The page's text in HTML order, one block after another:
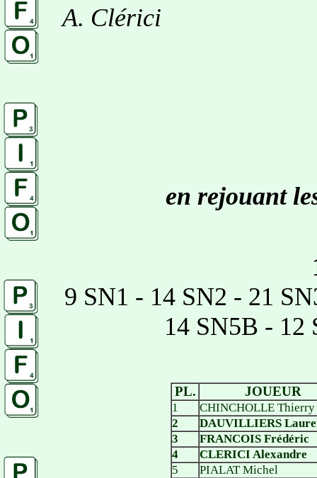
A. Clérici
en rejouant
9 SN1 - 14 SN2 - 21
14 SN5B - 12
PL. JOUEUR
1
CHINCHOLLE Thierry
2
DAUVILLIERS
3
FRANCOIS Frédéric
4
CLERICI Alexandre
5
PIALAT Michel